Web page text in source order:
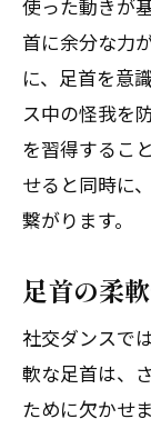
使った動きが
首に余分な力
に、足首を意
ス中の怪我を
を習得するこ
せると同時に
繋がります。
足首の柔
社交ダンスで
軟な足首は、
ために欠かせ